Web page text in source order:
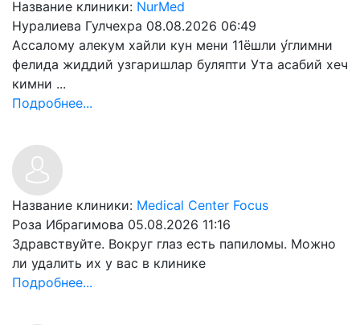
Название клиники: NurMed
Нуралиева Гулчехра 08.08.2026 06:49
Ассалому алекум хайли кун мени 11ёшли у́глимни
фелида жиддий узгаришлар буляпти Ута асабий хеч
кимни ...
Подробнее...
Название клиники: Medical Center Focus
Роза Ибрагимова 05.08.2026 11:16
Здравствуйте. Вокруг глаз есть папиломы. Можно
ли удалить их у вас в клинике
Подробнее...